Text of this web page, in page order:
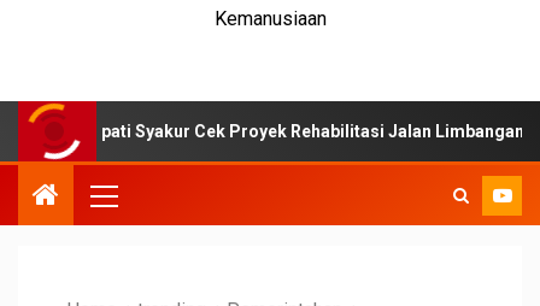
Kemanusiaan
Syakur Cek Proyek Rehabilitasi Jalan Limbangan–Selaawi